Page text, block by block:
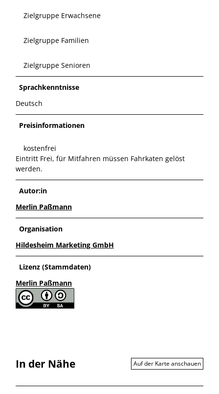
Zielgruppe Erwachsene
Zielgruppe Familien
Zielgruppe Senioren
Sprachkenntnisse
Deutsch
Preisinformationen
kostenfrei
Eintritt Frei, für Mitfahren müssen Fahrkaten gelöst
werden.
Autor:in
Merlin Paßmann
Organisation
Hildesheim Marketing GmbH
Lizenz (Stammdaten)
Merlin Paßmann
In der Nähe Auf der Karte anschauen